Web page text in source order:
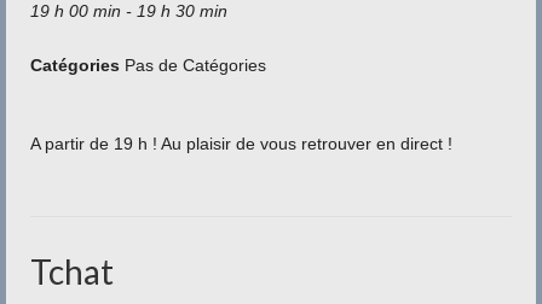
Méditation
Documentation
19 h 00 min - 19 h 30 min
Catégories Pas de Catégories
A partir de 19 h ! Au plaisir de vous retrouver en direct !
Tchat